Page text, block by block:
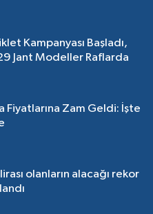
Kampanyası Başladı,
Jant Modeller Raflarda
Fiyatlarına Zam Geldi: İşte
olanların alacağı rekor